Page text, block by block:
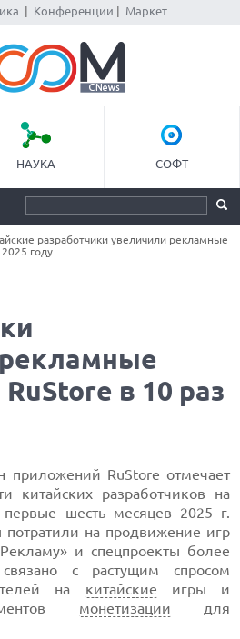
Конференции Маркет
НАУКА СОФТ
разработчики увеличили рекламные
году
в 10 раз
приложений RuStore отмечает
китайских разработчиков на
шесть месяцев 2025 г.
на продвижение игр
и спецпроекты более
с растущим спросом
на китайские игры и
монетизации для